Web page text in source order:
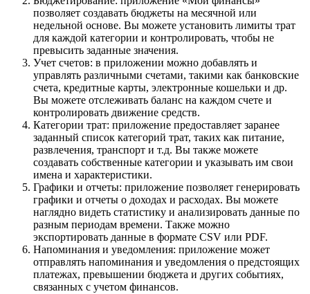
позволяет создавать бюджеты на месячной или
недельной основе. Вы можете установить лимиты трат
для каждой категории и контролировать, чтобы не
превысить заданные значения.
Учет счетов: в приложении можно добавлять и
управлять различными счетами, такими как банковские
счета, кредитные карты, электронные кошельки и др.
Вы можете отслеживать баланс на каждом счете и
контролировать движение средств.
Категории трат: приложение предоставляет заранее
заданный список категорий трат, таких как питание,
развлечения, транспорт и т.д. Вы также можете
создавать собственные категории и указывать им свои
имена и характеристики.
Графики и отчеты: приложение позволяет генерировать
графики и отчеты о доходах и расходах. Вы можете
наглядно видеть статистику и анализировать данные по
разным периодам времени. Также можно
экспортировать данные в формате CSV или PDF.
Напоминания и уведомления: приложение может
отправлять напоминания и уведомления о предстоящих
платежах, превышении бюджета и других событиях,
связанных с учетом финансов.